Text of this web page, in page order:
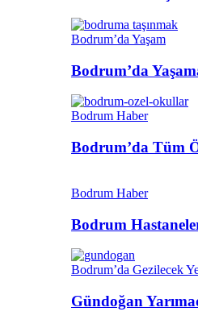
Bodrum’da Yaşam
Bodrum’da
Bodrum Haber
Bodrum’da Tüm
Bodrum Haber
Bodrum
Bodrum’da Gezilecek
Gündoğan